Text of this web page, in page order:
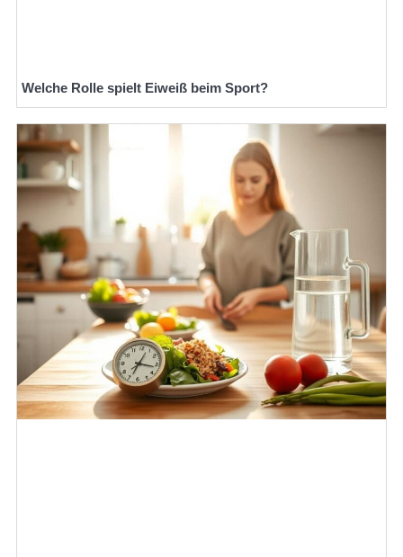
Welche Rolle spielt Eiweiß beim Sport?